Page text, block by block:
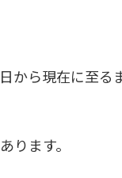
から現在に至る
ります。